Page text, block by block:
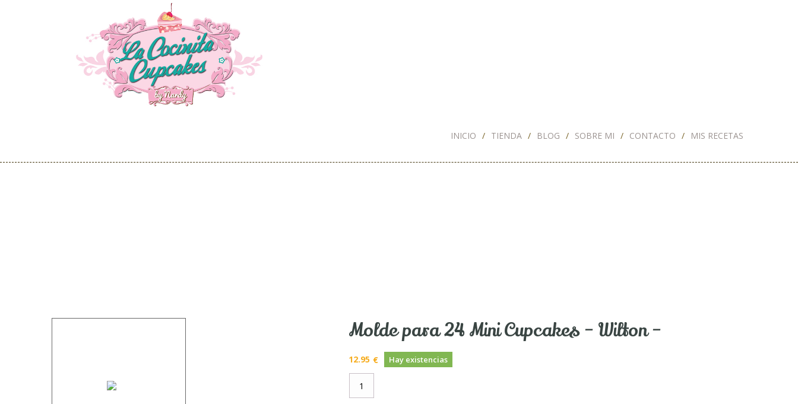
INICIO TIENDA BLOG SOBRE MI CONTACTO MIS RECETAS
Molde para 24 Mini Cupcakes – Wilton –
12.95 € Hay existencias
Molde
para